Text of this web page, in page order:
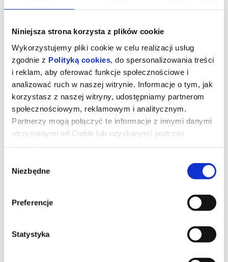
Niniejsza strona korzysta z plików cookie
Wykorzystujemy pliki cookie w celu realizacji usług
zgodnie z Polityką cookies , do spersonalizowania treści
i reklam, aby oferować funkcje społecznościowe i
analizować ruch w naszej witrynie. Informacje o tym, jak
korzystasz z naszej witryny, udostępniamy partnerom
społecznościowym, reklamowym i analitycznym.
Partnerzy mogą połączyć te informacje z innymi danymi
otrzymanymi od Ciebie lub uzyskanymi podczas
zgody
Niezbędne
Preferencje
Statystyka
*******